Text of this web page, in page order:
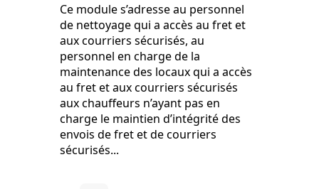
Ce module s’adresse au personnel
de nettoyage qui a accès au fret et
aux courriers sécurisés, au
personnel en charge de la
maintenance des locaux qui a accès
au fret et aux courriers sécurisés
aux chauffeurs n’ayant pas en
charge le maintien d’intégrité des
envois de fret et de courriers
sécurisés...